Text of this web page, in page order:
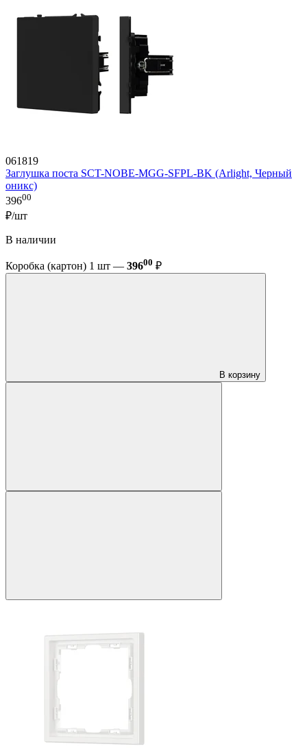
061819
Заглушка поста SCT-NOBE-MGG-SFPL-BK (Arlight, Черный
оникс)
39600
₽/шт
В наличии
Коробка (картон) 1 шт — 39600 ₽
В корзину